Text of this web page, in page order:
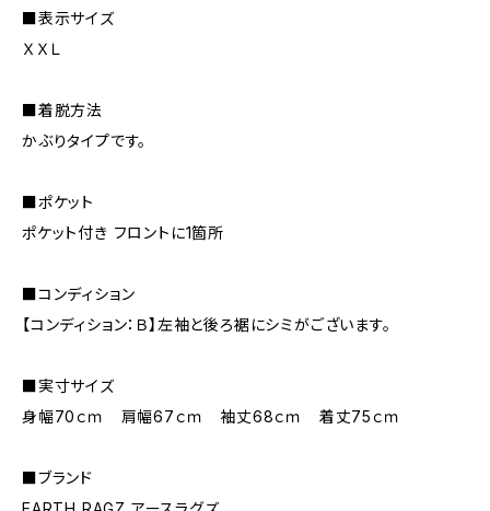
■表示サイズ
ＸＸＬ
■着脱方法
かぶりタイプです。
■ポケット
ポケット付き フロントに1箇所
■コンディション
【コンディション：Ｂ】左袖と後ろ裾にシミがございます。
■実寸サイズ
身幅70ｃｍ 肩幅67ｃｍ 袖丈68ｃｍ 着丈75ｃｍ
■ブランド